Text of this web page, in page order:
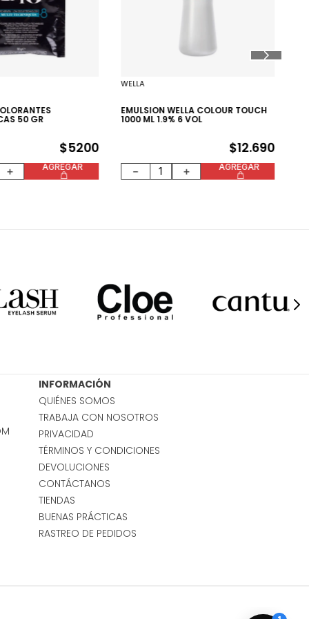
50 GR
$5200
＋ AGREGAR
WELLA
EMULSION WELLA COLOUR TOUCH
1000 ML 1.9% 6 VOL
$12.690
＋
－ AGREGAR
INFORMACIÓN
QUIÉNES SOMOS
TRABAJA CON NOSOTROS
PRIVACIDAD
TÉRMINOS Y CONDICIONES
DEVOLUCIONES
CONTÁCTANOS
TIENDAS
BUENAS PRÁCTICAS
RASTREO DE PEDIDOS